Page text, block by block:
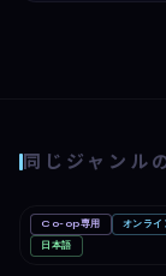
同じジャンル
Big Walk
Co-op専用
オンラ
日本語